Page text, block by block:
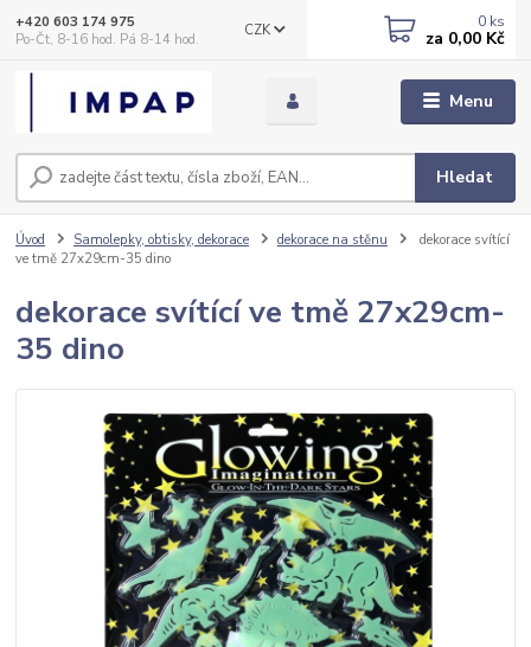
Menu
CZK
Hledat
+420 603 174 975
Po-Čt, 8-16 hod. Pá 8-14 hod.
0 ks
za 0,00 Kč
Úvod Samolepky, obtisky, dekorace dekorace na stěnu
dekorace svítící
ve tmě 27x29cm-35 dino
dekorace svítící ve tmě 27x29cm-
35 dino